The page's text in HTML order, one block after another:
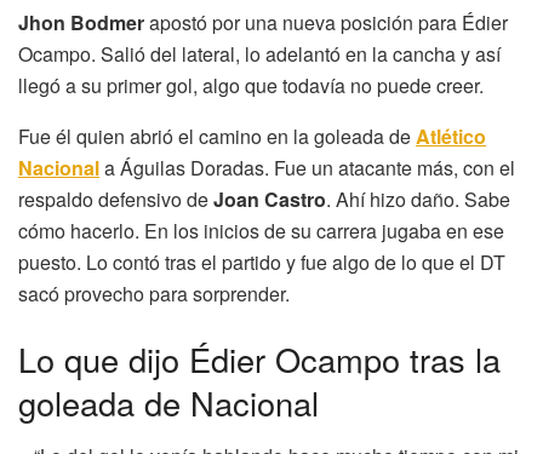
Jhon Bodmerapostó por una nueva posición para Édier
Ocampo. Salió del lateral, lo adelantó en la cancha y así
llegó a su primer gol, algo que todavía no puede creer.
Fue él quien abrió el camino en la goleada deAtlético
Nacionala Águilas Doradas. Fue un atacante más, con el
respaldo defensivo deJoan Castro. Ahí hizo daño. Sabe
cómo hacerlo. En los inicios de su carrera jugaba en ese
puesto. Lo contó tras el partido y fue algo de lo que el DT
sacó provecho para sorprender.
Lo que dijo Édier Ocampo tras la
goleada de Nacional